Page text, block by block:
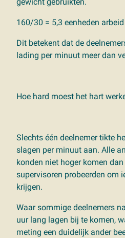
160/30 = 5,3 eenheden
Dit betekent dat de
lading per minuut meer dan
Hoe hard moest het hart
Slechts één deelnemer tikte
slagen per minuut aan. Alle
konden niet hoger komen
supervisoren probeerden om
krijgen.
Waar sommige deelnemers
uur lang lagen bij te komen,
meting een duidelijk ander